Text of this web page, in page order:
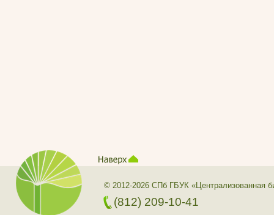
© 2012-2026 СПб ГБУК «Централизованная
(812) 209-10-41